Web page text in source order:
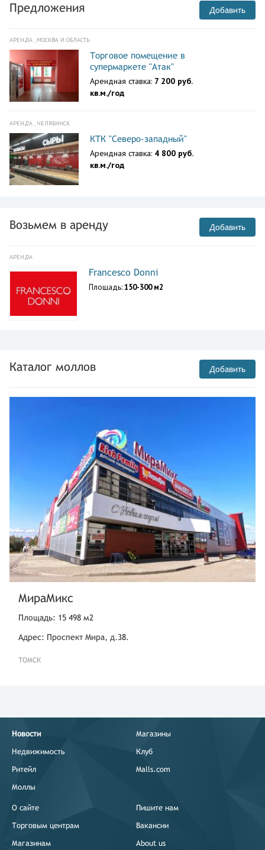
Предложения Добавить
АРЕНДА , МОСКВА И ОБЛАСТЬ
Торговое помещение в
супермаркете "Атак"
Арендная ставка: 7 200 руб.
кв.м./год
АРЕНДА , ЧЕЛЯБИНСК
КТК "Северо-западный"
Арендная ставка: 4 800 руб.
кв.м./год
Возьмем в аренду Добавить
АРЕНДА
Francesco Donni
Площадь:150-300 м2
Каталог моллов Добавить
МираМикс
Площадь: 15 498 м2
Адрес: Проспект Мира, д.38.
ТОМСК
Новости
Недвижимость
Ритейл
Моллы
Магазины
Клуб
Malls.com
О сайте
Торговым центрам
Магазинам
Пишите нам
Вакансии
About us